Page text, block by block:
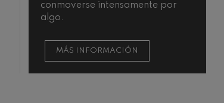
conmoverse intensamente por
algo.
MÁS INFORMACIÓN